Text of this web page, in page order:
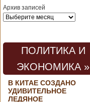
Архив записей
ПОЛИТИКА И
ЭКОНОМИКА »
В КИТАЕ СОЗДАНО
УДИВИТЕЛЬНОЕ
ЛЕДЯНОЕ